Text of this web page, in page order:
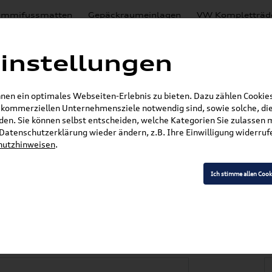
Gepäckraumeinlagen VW
Lackierungen
E-Mail
Reifendichtmittel 450 ml (Beschreibung
SKODA, SEAT
ein optimales Webseiten-Erlebnis zu bieten. Dazu zählen
Unternehmensziele notwendig sind, sowie solche,
Sie können selbst entscheiden, welche Kategorien Sie zulassen
wieder ändern, z.B. Ihre Einwilligung
.
Ich stimme allen